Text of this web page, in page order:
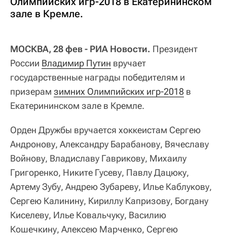
зале в Кремле.
МОСКВА, 28 фев - РИА Новости. Президент
России Владимир Путин вручает
государственные награды победителям и
призерам зимних Олимпийских игр-2018 в
Екатерининском зале в Кремле.
Орден Дружбы вручается хоккеистам Сергею
Андронову, Александру Барабанову, Вячеславу
Войнову, Владиславу Гаврикову, Михаилу
Григоренко, Никите Гусеву, Павлу Дацюку,
Артему Зубу, Андрею Зубареву, Илье Каблукову,
Сергею Калинину, Кириллу Капризову, Богдану
Киселеву, Илье Ковальчуку, Василию
Кошечкину, Алексею Марченко, Сергею